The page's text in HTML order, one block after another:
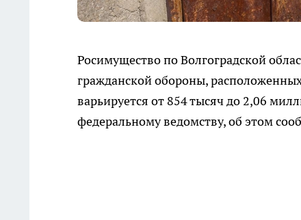
Росимущество по Волгоградской
гражданской обороны,
варьируется от 854 тысяч до 2,06
федеральному ведомству, об этом